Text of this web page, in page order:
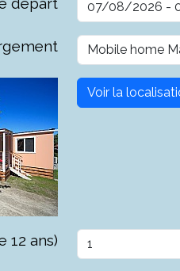
Voir la
12 ans)